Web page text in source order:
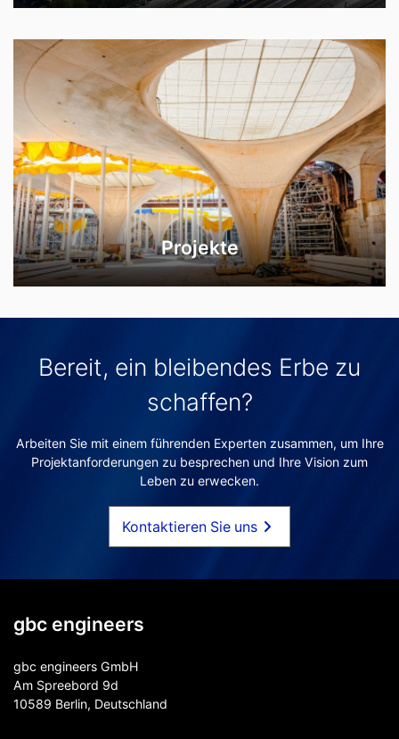
Projekte
Bereit, ein bleibendes Erbe zu
schaffen?
Arbeiten Sie mit einem führenden Experten zusammen, um Ihre
Projektanforderungen zu besprechen und Ihre Vision zum
Leben zu erwecken.
Kontaktieren Sie uns
gbc engineers
gbc engineers GmbH
Am Spreebord 9d
10589 Berlin, Deutschland